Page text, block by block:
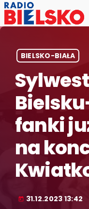
BIELSKO-BIAŁA
fanki
na
today 31.12.2023 13:42